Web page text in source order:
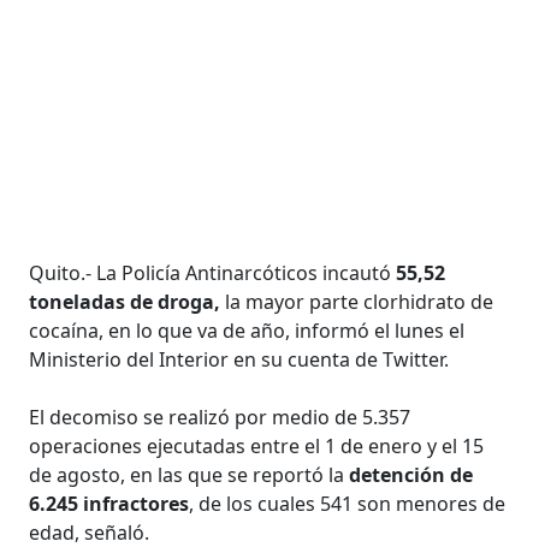
Quito.- La Policía Antinarcóticos incautó55,52
toneladas de droga, la mayor parte clorhidrato de
cocaína, en lo que va de año, informó el lunes el
Ministerio del Interior en su cuenta de Twitter.
El decomiso se realizó por medio de 5.357
operaciones ejecutadas entre el 1 de enero y el 15
de agosto, en las que se reportó ladetención de
6.245 infractores, de los cuales 541 son menores de
edad, señaló.